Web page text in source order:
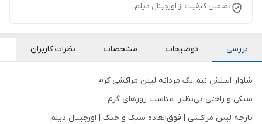
تضمین کیفیت از اورجینال دیلم
بررسی توضیحات مشخصات نظرات کاربران
شلوار اسلش نیم بگ مردانه لینن مراکشی کرم
سبکی و راحتی بی‌نظیر، مناسب روزهای گرم
پارچه لینن مراکشی | فوق‌العاده سبک و خنک | اورجینال دیلم